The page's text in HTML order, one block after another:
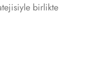
birlikte